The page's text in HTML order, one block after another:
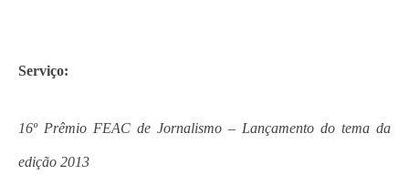
Serviço:
16º Prêmio FEAC de Jornalismo – Lançamento do tema da
edição 2013